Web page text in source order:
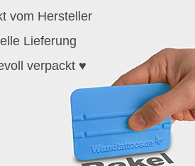
vom Hersteller
Lieferung
verpackt ♥